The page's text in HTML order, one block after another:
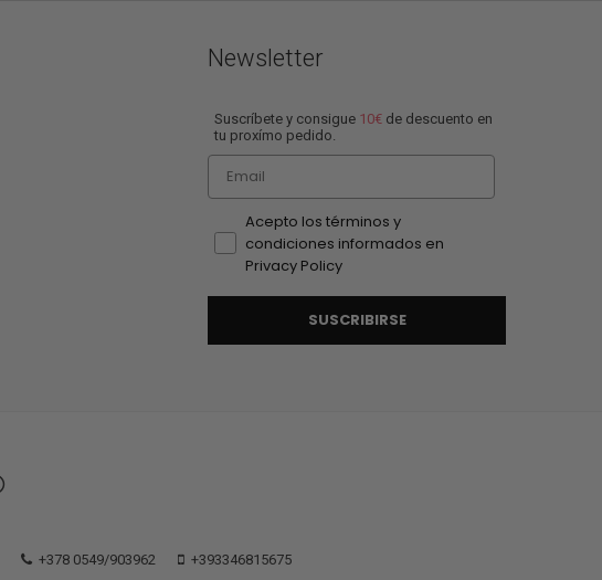
Newsletter
Suscríbete y consigue 10€ de descuento en
tu proxímo pedido.
Email
Acepto los términos y
condiciones informados en
Privacy Policy
SUSCRIBIRSE
+378 0549/903962 +393346815675